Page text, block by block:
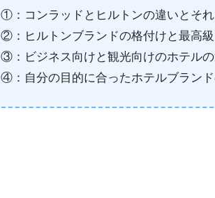
①：コンラッドとヒルトンの違いとそ
②：ヒルトンブランドの格付けと最高
③：ビジネス向けと観光向けのホテル
④：自分の目的に合ったホテルブラン